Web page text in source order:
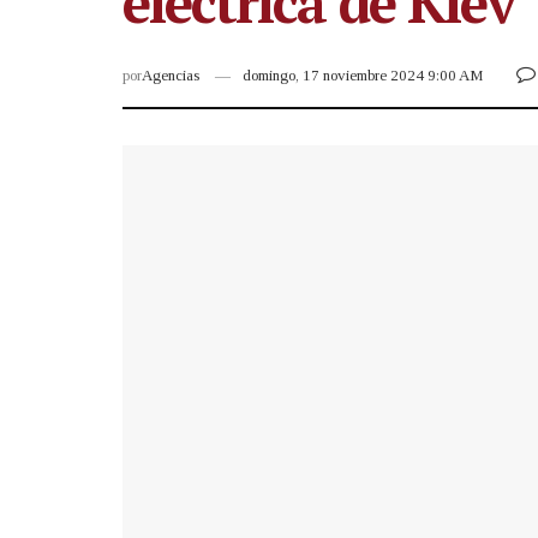
porAgencias domingo, 17 noviembre 2024 9:00 AM